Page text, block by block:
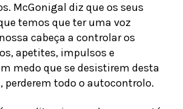
McGonigal diz que os seus
temos que ter uma voz
cabeça a controlar os
apetites, impulsos e
medo que se desistirem desta
perderem todo o autocontrolo.